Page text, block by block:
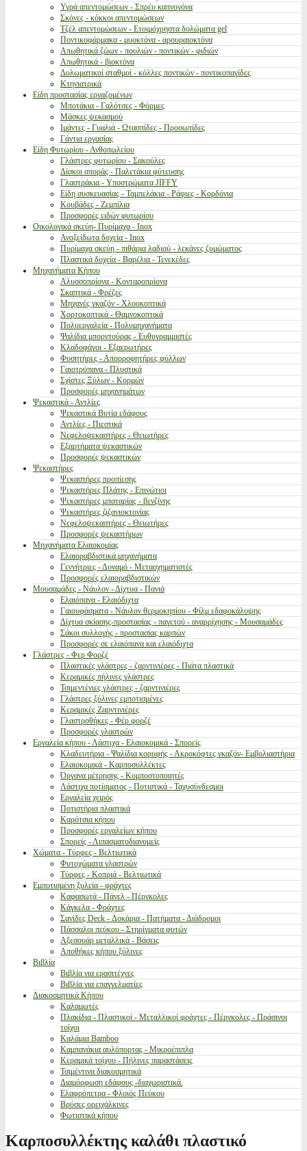
Υγρά απεντομώσεων - Σπρέυ καπνογόνα
Σκόνες - κόκκοι απεντομώσεων
Τζέλ απεντομώσεων - Ετοιμόχρηστα δολώματα gel
Ποντικοφάρμακα - μυοκτόνα - αρουραιοκτόνα
Απωθητικά ζώων - πουλιών - ποντικών - φιδιών
Απωθητικά - βιοκτόνα
Δολωματικοί σταθμοί - κόλλες ποντικών - ποντικοπαγίδες
Κτηνιατρικά
Είδη προστασίας εργαζομένων
Μποτάκια - Γαλότσες - Φόρμες
Μάσκες ψεκασμού
Ιμάντες - Γυαλιά - Ωτασπίδες - Προσωπίδες
Γάντια εργασίας
Είδη Φυτωρίου - Ανθοπωλείου
Γλάστρες φυτωρίου - Σακούλες
Δίσκοι σποράς - Παλετάκια φύτευσης
Γλαστράκια - Υποστρώματα JIFFY
Είδη συσκευασίας - Ταμπελάκια - Ράφιες - Κορδόνια
Κουβάδες - Ζεμπίλια
Προσφορές ειδών φυτωρίου
Οικολογικά σκεύη- Πυρίμαχα - Inox
Ανοξείδωτα δοχεία - Inox
Πυρίμαχα σκεύη - πιθάρια λαδιού - λεκάνες ζυμώματος
Πλαστικά δοχεία - Βαρέλια - Τενεκέδες
Μηχανήματα Κήπου
Αλυσσοπρίονα - Κονταροπρίονα
Σκαπτικά - Φρέζες
Μηχανές γκαζόν - Χλοοκοπτικά
Χορτοκοπτικά - Θαμνοκοπτικά
Πολυεργαλεία - Πολυμηχανήματα
Ψαλίδια μπορντούρας - Ευθυγραμμιστές
Κλαδοφάγοι - Εξαερωτήρες
Φυσητήρες - Απορροφητήρες φύλλων
Γαιοτρύπανα - Πλυστικά
Σχίστες Ξύλων - Κορμών
Προσφορές μηχανημάτων
Ψεκαστικά - Αντλίες
Ψεκαστικά Βυτία εδάφους
Αντλίες - Πιεστικά
Νεφελοψεκαστήρες - Θειωτήρες
Εξαρτήματα ψεκαστικών
Προσφορές ψεκαστικών
Ψεκαστήρες
Ψεκαστήρες προπίεσης
Ψεκαστήρες Πλάτης - Επινώτιοι
Ψεκαστήρες μπαταρίας - βενζίνης
Ψεκαστήρες ζιζανιοκτονίας
Νεφελοψεκαστήρες - Θειωτήρες
Προσφορές ψεκαστήρων
Μηχανήματα Ελαιοκομίας
Ελαιοραβδιστικά μηχανήματα
Γεννήτριες - Δυναμό - Μετασχηματιστές
Προσφορές ελαιοραβδιστικών
Μουσαμάδες - Νάυλον - Δίχτυα - Πανιά
Ελαιόπανα - Ελαιόδιχτα
Γαιουφάσματα - Νάυλον θερμοκηπίου - Φίλμ εδαφοκάλυψης
Δίχτυα σκίασης-προστασίας - παγετού - αναρρίχησης - Μουσαμάδες
Σάκοι συλλογής - προστασίας καρπών
Προσφορές σε ελαιόπανα και ελαιόδιχτα
Γλάστρες - Φερ Φορζέ
Πλαστικές γλάστρες - ζαρντινιέρες - Πιάτα πλαστικά
Κεραμικές πήλινες γλάστρες
Τσιμεντένιες γλάστρες - ζαρντινιέρες
Γλάστρες ξύλινες εμποτισμένες
Κεραμικές Ζαρντινιέρες
Γλαστροθήκες - Φέρ φορζέ
Προσφορές γλαστρών
Εργαλεία κήπου - Λάστιχα - Ελαιοκομικά - Σπορείς
Κλαδευτήρια - Ψαλίδια κορυφής - Ακροκόφτες γκαζόν- Εμβολιαστήρια
Ελαιοκομικά - Καρποσυλλέκτες
Όργανα μέτρησης - Κομποστοποιητές
Λάστιχα ποτίσματος - Ποτιστικά - Ταχυσύνδεσμοι
Εργαλεία χειρός
Ποτιστήρια πλαστικά
Καρότσια κήπου
Προσφορές εργαλείων κήπου
Σπορείς - Λιπασματοδιανομείς
Χώματα - Τύρφες - Βελτιωτικά
Φυτοχώματα γλαστρών
Τύρφες - Κοπριά - Βελτιωτικά
Εμποτισμένη ξυλεία - φράχτες
Καφασωτά - Πάνελ - Πέργκολες
Κάγκελα - Φράχτες
Σανίδες Deck - Δοκάρια - Πατήματα - Διάδρομοι
Πάσσαλοι πεύκου - Στηρίγματα φυτών
Αξεσουάρ μεταλλικά - Βάσεις
Αποθήκες κήπου ξύλινες
Βιβλία
Βιβλία για ερασιτέχνες
Βιβλία για επαγγελματίες
Διακοσμητικά Κήπου
Καλαμωτές
Πλακίδια - Πλαστικοί - Μεταλλικοί φράχτες - Πέργκολες - Πράσινοι
τοίχοι
Καλάμια Bamboo
Καμπανάκια αυλόπορτας - Μικροέπιπλα
Κεραμικά τοίχου - Πήλινες παραστάσεις
Τσιμέντινα διακοσμητικά
Διαμόρφωση εδάφους -διαχωριστικά.
Ελαφρόπετρα - Φλοιός Πεύκου
Βρύσες ορειχάλκινες
Φωτιστικά κήπου
Καρποσυλλέκτης καλάθι πλαστικό